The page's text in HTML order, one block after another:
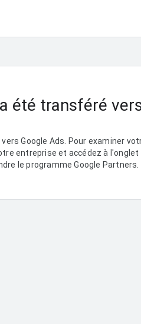
été transféré
Google Ads. Pour examiner
entreprise et accédez à
le programme Google Partners.